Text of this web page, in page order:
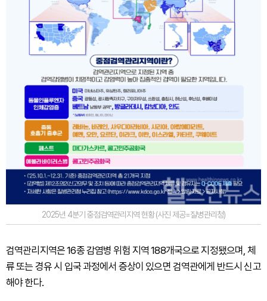
2025년 4분기 중점검역관리지역 현황 (사진 제공=질병관리청)
검역관리지역은 16종 감염병 위험 지역 188개국으로 지정됐으며, 체
류 또는 경유 시 입국 과정에서 증상이 있으면 검역관에게 반드시 신고
해야 한다.